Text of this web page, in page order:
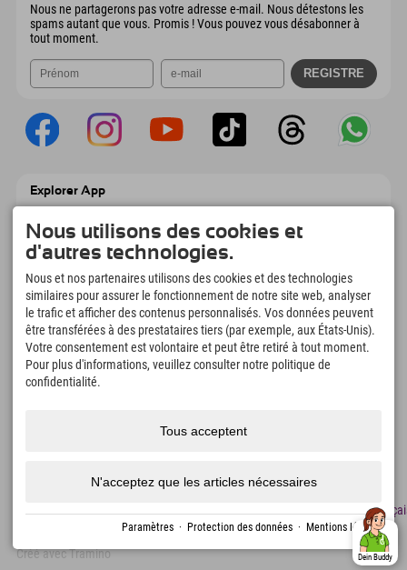
Nous ne partagerons pas votre adresse e-mail. Nous détestons les
spams autant que vous. Promis ! Vous pouvez vous désabonner à
tout moment.
Explorer App
Explorer à emporter avec aperçu de vos
réservations, liste de choses à faire, aperçu
des restaurants et bien plus encore.
Téléchargez-le maintenant !
L'heure des moments d'exploration
166
Lacs de montagne et
piscines d'aventure
4.634 km
Pistes de ski et de
de
Créé avec Tramino Dein Buddy
Nous utilisons des cookies et
d'autres technologies.
Nous et nos partenaires utilisons des cookies et des technologies
similaires pour assurer le fonctionnement de notre site web, analyser
le trafic et afficher des contenus personnalisés. Vos données peuvent
être transférées à des prestataires tiers (par exemple, aux États-Unis).
Votre consentement est volontaire et peut être retiré à tout moment.
Pour plus d'informations, veuillez consulter notre politique de
confidentialité.
Tous acceptent
N'acceptez que les articles nécessaires
Paramètres · Protection des données · Mentions légales